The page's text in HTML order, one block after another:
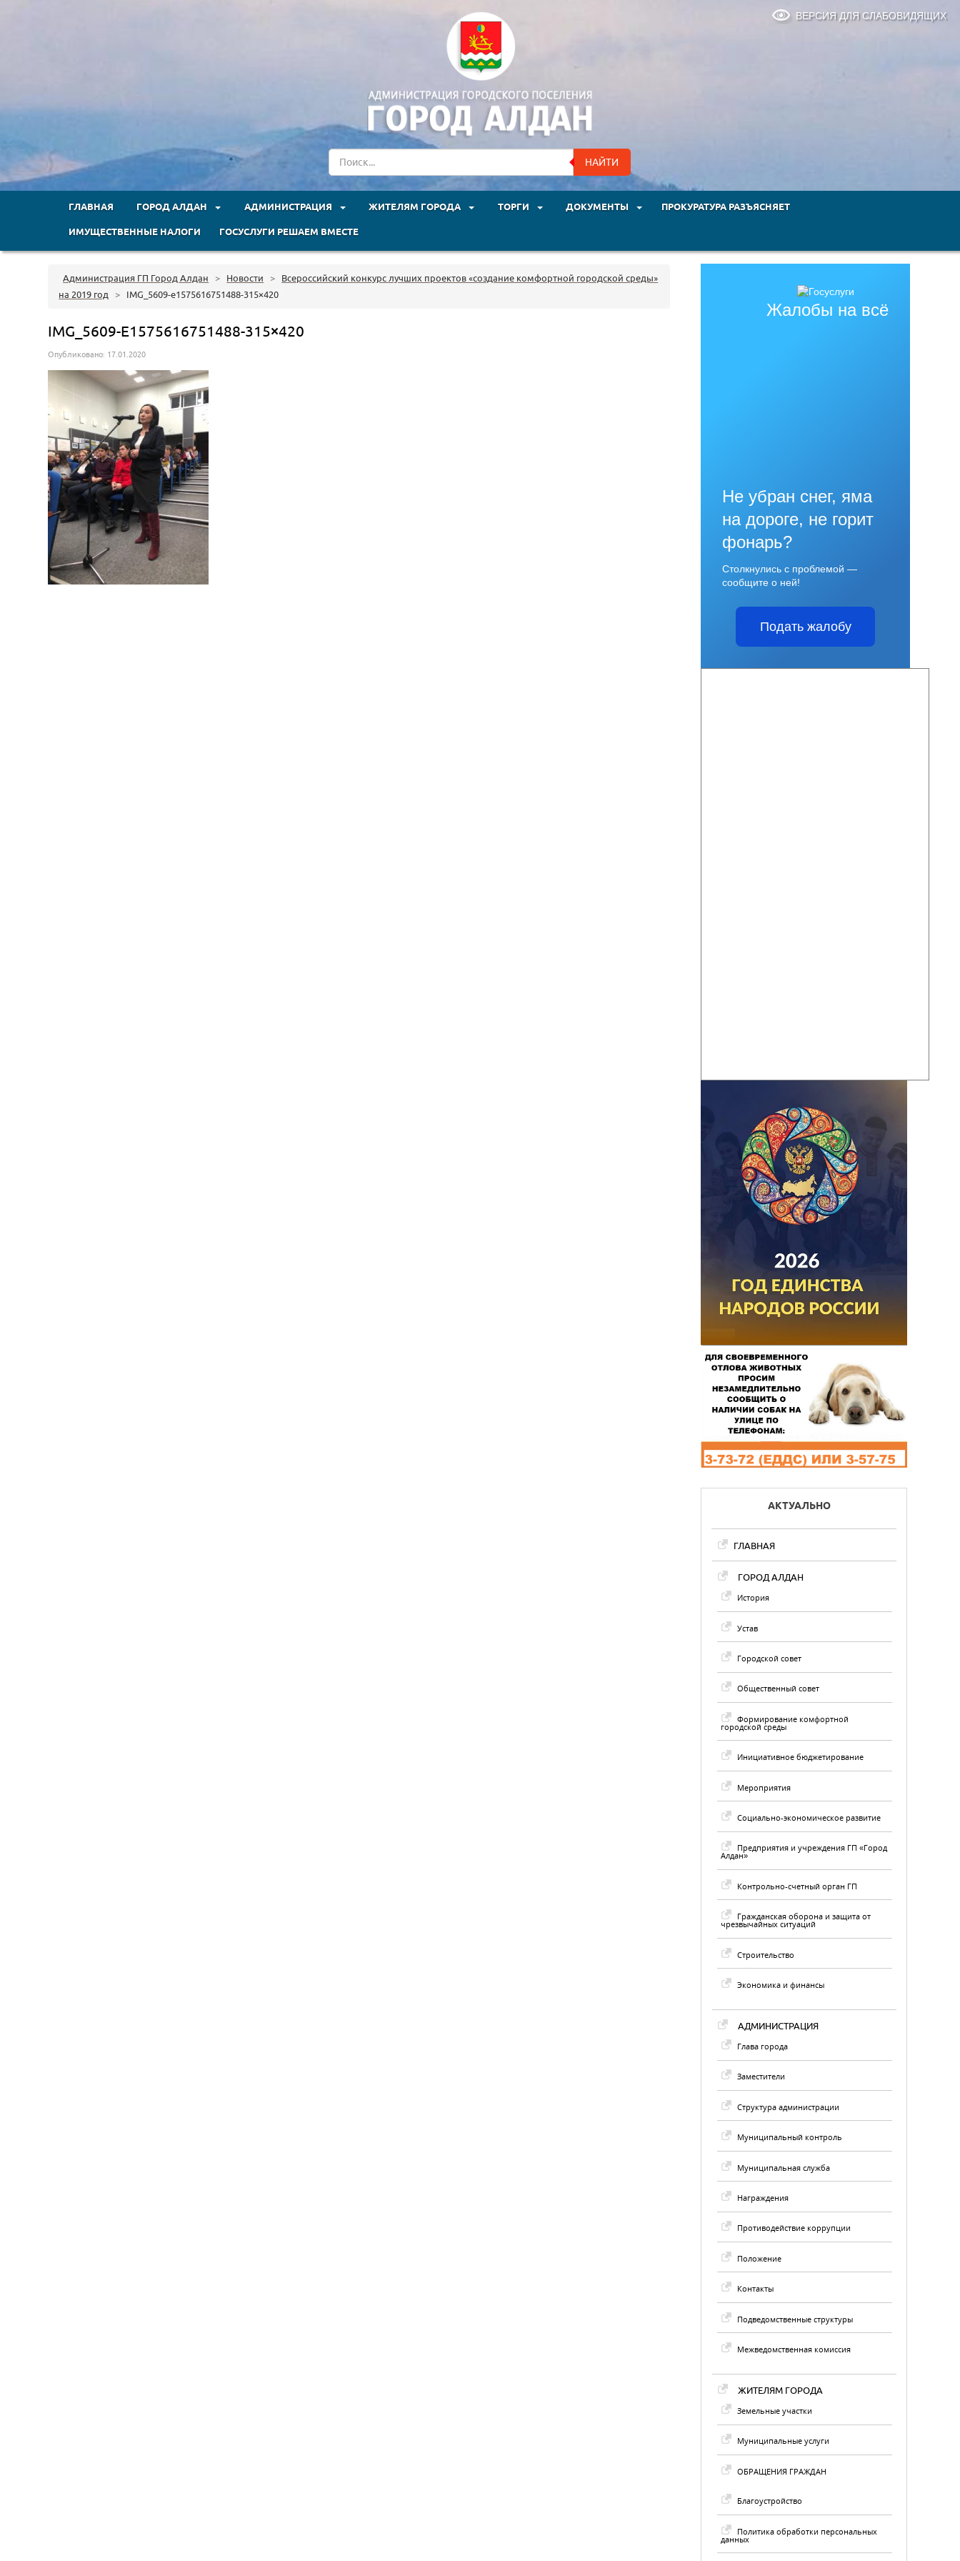
ВЕРСИЯ ДЛЯ СЛАБОВИДЯЩИХ
НАЙТИ
ГЛАВНАЯ ГОРОД АЛДАН АДМИНИСТРАЦИЯ ЖИТЕЛЯМ ГОРОДА ТОРГИ ДОКУМЕНТЫ ПРОКУРАТУРА РАЗЪЯСНЯЕТ
ИМУЩЕСТВЕННЫЕ НАЛОГИ ГОСУСЛУГИ РЕШАЕМ ВМЕСТЕ
Администрация ГП Город Алдан > Новости >
Всероссийский конкурс лучших проектов «создание комфортной городской среды»
на 2019 год
> IMG_5609-e1575616751488-315×420
IMG_5609-E1575616751488-315×420
Опубликовано: 17.01.2020
Жалобы на всё
Не убран снег, яма
на дороге, не горит
фонарь?
Столкнулись с проблемой —
сообщите о ней!
Подать жалобу
АКТУАЛЬНО
ГЛАВНАЯ
ГОРОД АЛДАН
История
Устав
Городской совет
Общественный совет
Формирование комфортной
городской среды
Инициативное бюджетирование
Мероприятия
Социально-экономическое развитие
Предприятия и учреждения ГП «Город
Алдан»
Контрольно-счетный орган ГП
Гражданская оборона и защита от
чрезвычайных ситуаций
Строительство
Экономика и финансы
АДМИНИСТРАЦИЯ
Глава города
Заместители
Структура администрации
Муниципальный контроль
Муниципальная служба
Награждения
Противодействие коррупции
Положение
Контакты
Подведомственные структуры
Межведомственная комиссия
ЖИТЕЛЯМ ГОРОДА
Земельные участки
Муниципальные услуги
ОБРАЩЕНИЯ ГРАЖДАН
Благоустройство
Политика обработки персональных
данных